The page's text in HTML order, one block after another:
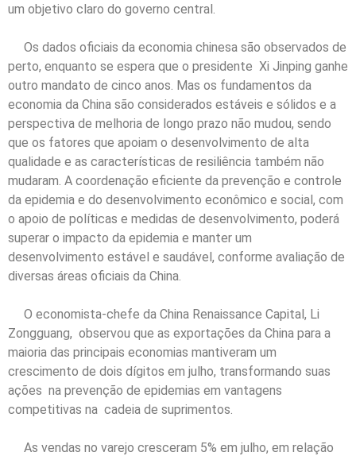
um objetivo claro do governo central.
Os dados oficiais da economia chinesa são observados de
perto, enquanto se espera que o presidente Xi Jinping ganhe
outro mandato de cinco anos. Mas os fundamentos da
economia da China são considerados estáveis e sólidos e a
perspectiva de melhoria de longo prazo não mudou, sendo
que os fatores que apoiam o desenvolvimento de alta
qualidade e as características de resiliência também não
mudaram. A coordenação eficiente da prevenção e controle
da epidemia e do desenvolvimento econômico e social, com
o apoio de políticas e medidas de desenvolvimento, poderá
superar o impacto da epidemia e manter um
desenvolvimento estável e saudável, conforme avaliação de
diversas áreas oficiais da China.
O economista-chefe da China Renaissance Capital, Li
Zongguang, observou que as exportações da China para a
maioria das principais economias mantiveram um
crescimento de dois dígitos em julho, transformando suas
ações na prevenção de epidemias em vantagens
competitivas na cadeia de suprimentos.
As vendas no varejo cresceram 5% em julho, em relação